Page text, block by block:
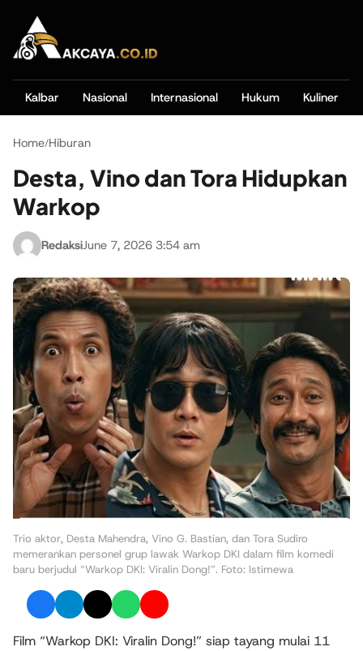
Kalbar Nasional Internasional Hukum Kuliner
Home/Hiburan
Desta, Vino dan Tora Hidupkan
Warkop
RedaksiJune 7, 2026 3:54 am
Trio aktor, Desta Mahendra, Vino G. Bastian, dan Tora Sudiro
memerankan personel grup lawak Warkop DKI dalam film komedi
baru berjudul “Warkop DKI: Viralin Dong!”. Foto: Istimewa
Film “Warkop DKI: Viralin Dong!” siap tayang mulai 11